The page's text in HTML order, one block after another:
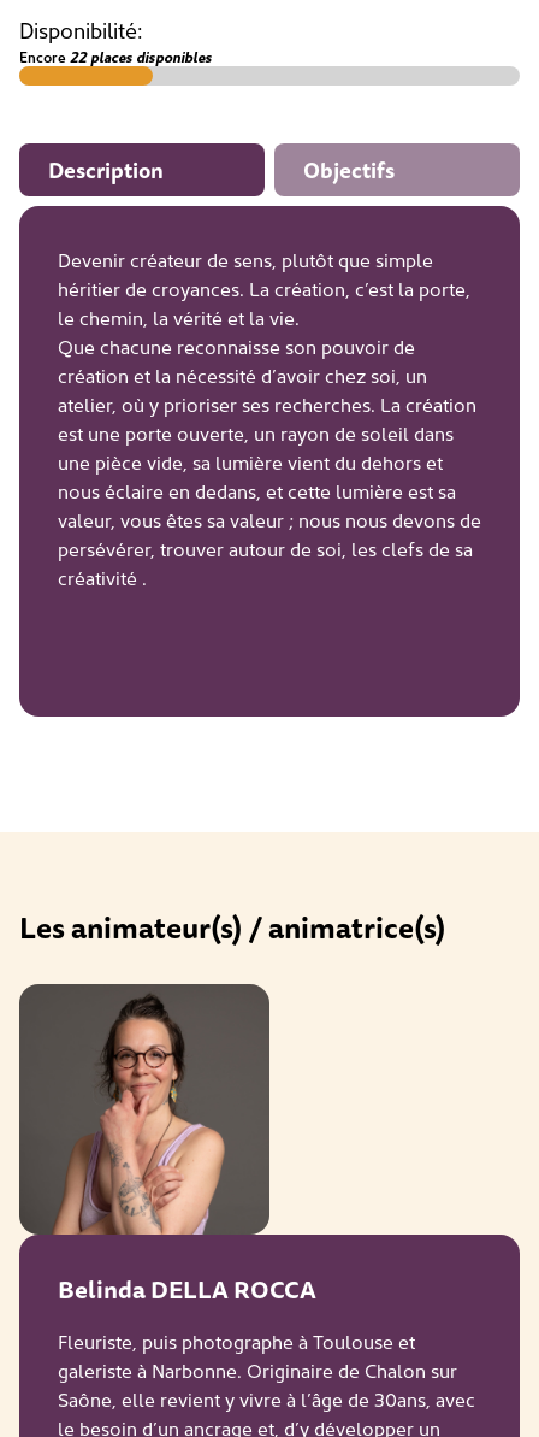
Disponibilité:
Encore22 places disponibles
Description Objectifs
Devenir créateur de sens, plutôt que simple
héritier de croyances. La création, c’est la porte,
le chemin, la vérité et la vie.
Que chacune reconnaisse son pouvoir de
création et la nécessité d’avoir chez soi, un
atelier, où y prioriser ses recherches. La création
est une porte ouverte, un rayon de soleil dans
une pièce vide, sa lumière vient du dehors et
nous éclaire en dedans, et cette lumière est sa
valeur, vous êtes sa valeur ; nous nous devons de
persévérer, trouver autour de soi, les clefs de sa
créativité .
Les animateur(s) / animatrice(s)
Belinda DELLA ROCCA
Fleuriste, puis photographe à Toulouse et
galeriste à Narbonne. Originaire de Chalon sur
Saône, elle revient y vivre à l’âge de 30ans, avec
le besoin d’un ancrage et, d’y développer un